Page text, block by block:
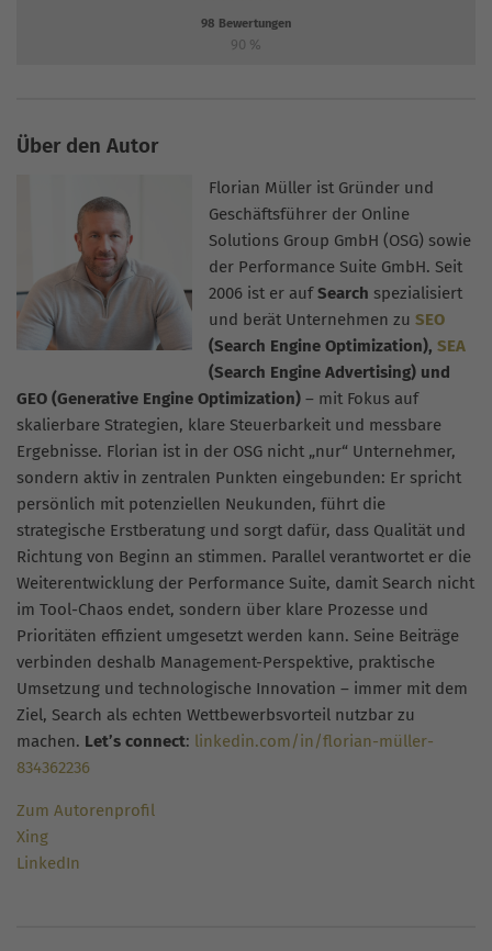
98 Bewertungen
90 %
Über den Autor
Florian Müller ist Gründer und
Geschäftsführer der Online
Solutions Group GmbH (OSG) sowie
der Performance Suite GmbH. Seit
2006 ist er aufSearch spezialisiert
und berät Unternehmen zu SEO
(Search Engine Optimization), SEA
(Search Engine Advertising) und
GEO (Generative Engine Optimization) – mit Fokus auf
skalierbare Strategien, klare Steuerbarkeit und messbare
Ergebnisse. Florian ist in der OSG nicht „nur“ Unternehmer,
sondern aktiv in zentralen Punkten eingebunden: Er spricht
persönlich mit potenziellen Neukunden, führt die
strategische Erstberatung und sorgt dafür, dass Qualität und
Richtung von Beginn an stimmen. Parallel verantwortet er die
Weiterentwicklung der Performance Suite, damit Search nicht
im Tool-Chaos endet, sondern über klare Prozesse und
Prioritäten effizient umgesetzt werden kann. Seine Beiträge
verbinden deshalb Management-Perspektive, praktische
Umsetzung und technologische Innovation – immer mit dem
Ziel, Search als echten Wettbewerbsvorteil nutzbar zu
machen. Let’s connect: linkedin.com/in/florian-müller-
834362236
Zum Autorenprofil
Xing
LinkedIn